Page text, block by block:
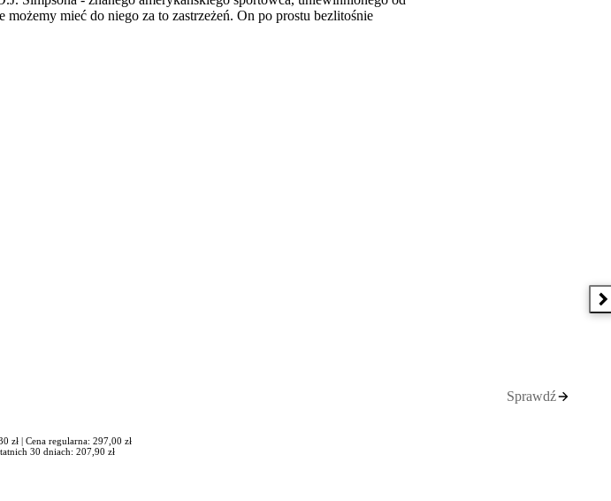
mieć do niego za to zastrzeżeń. On po prostu bezlitośnie
Sprawdź
zł | Cena regularna: 297,00 zł
30 dniach: 207,90 zł